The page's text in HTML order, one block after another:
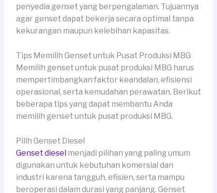
penyedia genset yang berpengalaman. Tujuannya
agar genset dapat bekerja secara optimal tanpa
kekurangan maupun kelebihan kapasitas.
Tips Memilih Genset untuk Pusat Produksi MBG
Memilih genset untuk pusat produksi MBG harus
mempertimbangkan faktor keandalan, efisiensi
operasional, serta kemudahan perawatan. Berikut
beberapa tips yang dapat membantu Anda
memilih genset untuk pusat produksi MBG.
Pilih Genset Diesel
Genset dieselmenjadi pilihan yang paling umum
digunakan untuk kebutuhan komersial dan
industri karena tangguh, efisien, serta mampu
beroperasi dalam durasi yang panjang. Genset